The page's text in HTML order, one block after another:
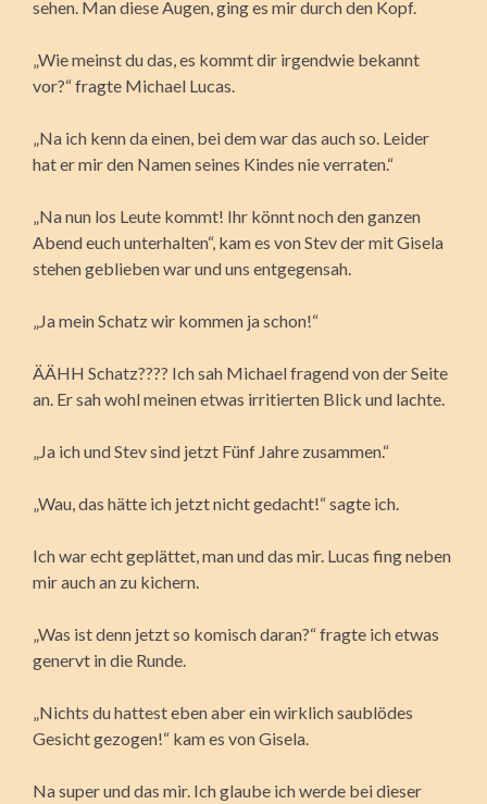
sehen. Man diese Augen, ging es mir durch den Kopf.
„Wie meinst du das, es kommt dir irgendwie bekannt
vor?“ fragte Michael Lucas.
„Na ich kenn da einen, bei dem war das auch so. Leider
hat er mir den Namen seines Kindes nie verraten.“
„Na nun los Leute kommt! Ihr könnt noch den ganzen
Abend euch unterhalten“, kam es von Stev der mit Gisela
stehen geblieben war und uns entgegensah.
„Ja mein Schatz wir kommen ja schon!“
ÄÄHH Schatz???? Ich sah Michael fragend von der Seite
an. Er sah wohl meinen etwas irritierten Blick und lachte.
„Ja ich und Stev sind jetzt Fünf Jahre zusammen.“
„Wau, das hätte ich jetzt nicht gedacht!“ sagte ich.
Ich war echt geplättet, man und das mir. Lucas fing neben
mir auch an zu kichern.
„Was ist denn jetzt so komisch daran?“ fragte ich etwas
genervt in die Runde.
„Nichts du hattest eben aber ein wirklich saublödes
Gesicht gezogen!“ kam es von Gisela.
Na super und das mir. Ich glaube ich werde bei dieser